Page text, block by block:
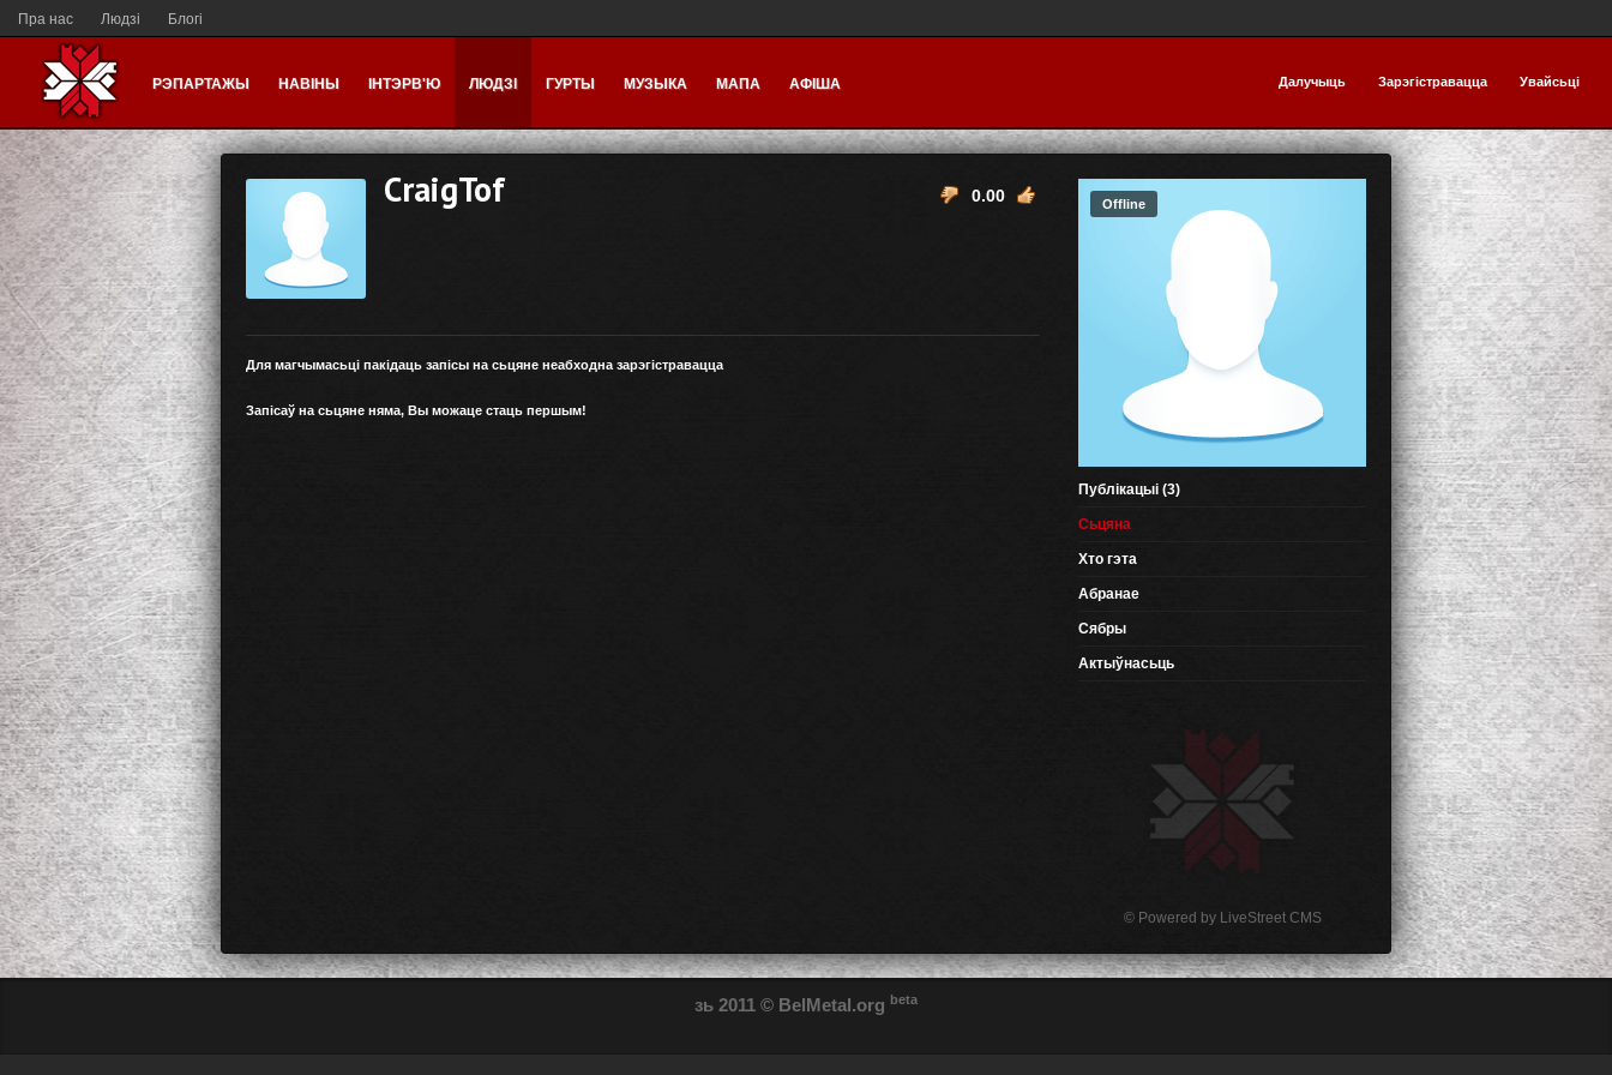
Пра нас Людзі Блогі
Далучыць Зарэгістравацца Увайсьці
РЭПАРТАЖЫ НАВІНЫ ІНТЭРВ'Ю ЛЮДЗІ ГУРТЫ МУЗЫКА МАПА АФІША
Offline
Публікацыі (3)
Сьцяна
Хто гэта
Абранае
Сябры
Актыўнасьць
© Powered by LiveStreet CMS
CraigTof 0.00
Для магчымасьці пакідаць запісы на сьцяне неабходна зарэгістравацца
Запісаў на сьцяне няма, Вы можаце стаць першым!
зь 2011 © BelMetal.org beta